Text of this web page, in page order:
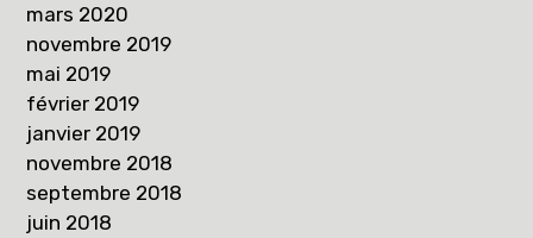
mars 2020
novembre 2019
mai 2019
février 2019
janvier 2019
novembre 2018
septembre 2018
juin 2018